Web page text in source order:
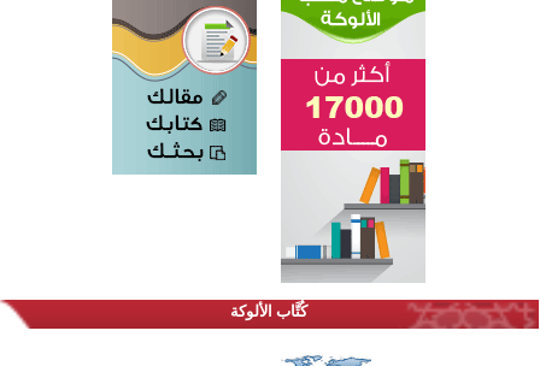
كُتَّاب الألوكة
اختتام الدورة التاسعة لمسابقة حفظ وتلاوة القرآن الكريم في أزناكاييف